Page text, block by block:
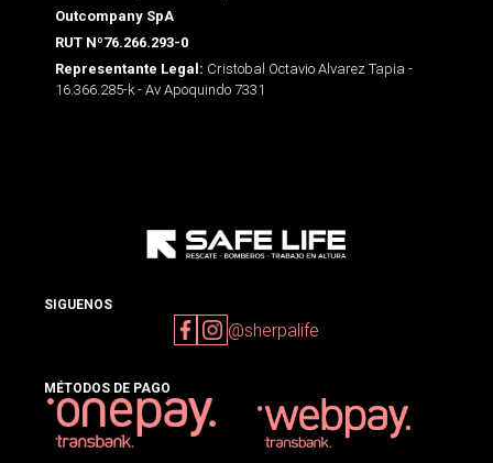
Outcompany SpA
RUT Nº76.266.293-0
Representante Legal: Cristobal Octavio Alvarez Tapia -
16.366.285-k - Av Apoquindo 7331
SIGUENOS
@sherpalife
MÉTODOS DE PAGO